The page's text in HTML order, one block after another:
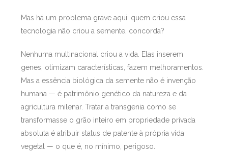
Mas há um problema grave aqui: quem criou essa
tecnologia não criou a semente, concorda?
Nenhuma multinacional criou a vida. Elas inserem
genes, otimizam características, fazem melhoramentos.
Mas a essência biológica da semente não é invenção
humana — é patrimônio genético da natureza e da
agricultura milenar. Tratar a transgenia como se
transformasse o grão inteiro em propriedade privada
absoluta é atribuir status de patente à própria vida
vegetal — o que é, no mínimo, perigoso.